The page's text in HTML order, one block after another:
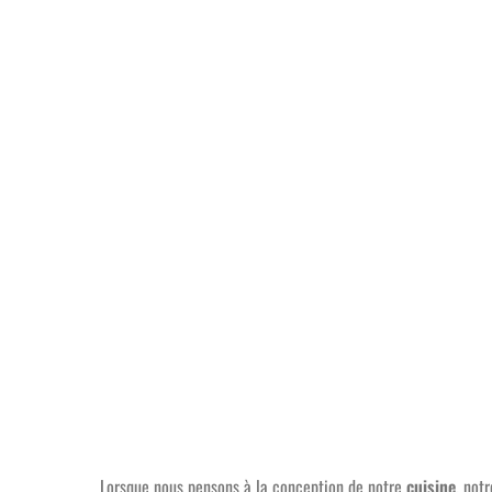
Lorsque nous pensons à la conception de notrecuisine,